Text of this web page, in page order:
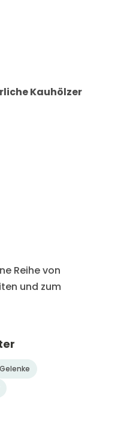
Kauhölzer
Reihe von
und zum
Gelenke